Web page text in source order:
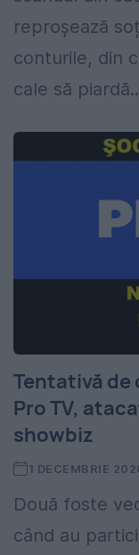
reproșează
conturile, din
cale să
Tentativă de
Pro TV,
showbiz
1 DECEMBRIE
Două foste
când au